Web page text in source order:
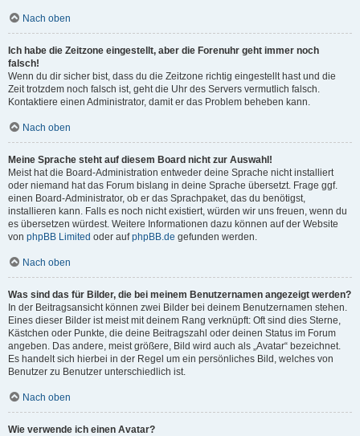
Nach oben
Ich habe die Zeitzone eingestellt, aber die Forenuhr geht immer noch
falsch!
Wenn du dir sicher bist, dass du die Zeitzone richtig eingestellt hast und die
Zeit trotzdem noch falsch ist, geht die Uhr des Servers vermutlich falsch.
Kontaktiere einen Administrator, damit er das Problem beheben kann.
Nach oben
Meine Sprache steht auf diesem Board nicht zur Auswahl!
Meist hat die Board-Administration entweder deine Sprache nicht installiert
oder niemand hat das Forum bislang in deine Sprache übersetzt. Frage ggf.
einen Board-Administrator, ob er das Sprachpaket, das du benötigst,
installieren kann. Falls es noch nicht existiert, würden wir uns freuen, wenn du
es übersetzen würdest. Weitere Informationen dazu können auf der Website
von phpBB Limited oder aufphpBB.de gefunden werden.
Nach oben
Was sind das für Bilder, die bei meinem Benutzernamen angezeigt werden?
In der Beitragsansicht können zwei Bilder bei deinem Benutzernamen stehen.
Eines dieser Bilder ist meist mit deinem Rang verknüpft: Oft sind dies Sterne,
Kästchen oder Punkte, die deine Beitragszahl oder deinen Status im Forum
angeben. Das andere, meist größere, Bild wird auch als „Avatar“ bezeichnet.
Es handelt sich hierbei in der Regel um ein persönliches Bild, welches von
Benutzer zu Benutzer unterschiedlich ist.
Nach oben
Wie verwende ich einen Avatar?